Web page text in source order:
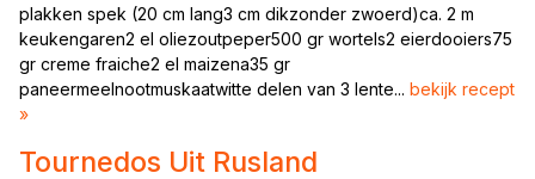
plakken spek (20 cm lang3 cm dikzonder zwoerd)ca. 2 m
keukengaren2 el oliezoutpeper500 gr wortels2 eierdooiers75
gr creme fraiche2 el maizena35 gr
paneermeelnootmuskaatwitte delen van 3 lente... bekijk recept
»
Tournedos Uit Rusland